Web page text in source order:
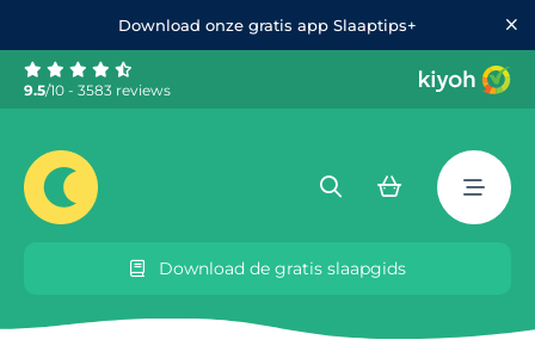
Download onze gratis app Slaaptips+
9.5/10 - 3583 reviews
Download de gratis slaapgids